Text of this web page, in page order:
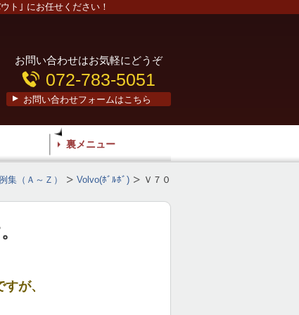
ト｣ にお任せください！
お問い合わせはお気軽にどうぞ
072-783-5051
お問い合わせフォームはこちら
裏メニュー
集（Ａ～Ｚ） Volvo(ﾎﾞﾙﾎﾞ) Ｖ７０
が、